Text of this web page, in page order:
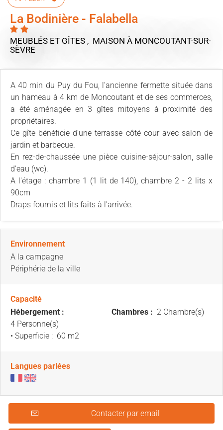
La Bodinière - Falabella
MEUBLÉS ET GÎTES , MAISON À MONCOUTANT-SUR-
SÈVRE
A 40 min du Puy du Fou, l'ancienne fermette située dans
un hameau à 4 km de Moncoutant et de ses commerces,
a été aménagée en 3 gîtes mitoyens à proximité des
propriétaires.
Ce gîte bénéficie d'une terrasse côté cour avec salon de
jardin et barbecue.
En rez-de-chaussée une pièce cuisine-séjour-salon, salle
d'eau (wc).
A l'étage : chambre 1 (1 lit de 140), chambre 2 - 2 lits x
90cm
Draps fournis et lits faits à l'arrivée.
Environnement
A la campagne
Périphérie de la ville
Capacité
Hébergement :
4 Personne(s)
• Superficie : 60 m2
Chambres : 2 Chambre(s)
Langues parlées
Contacter par email